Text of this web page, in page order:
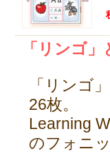
「リンゴ
「リンゴ
26枚。
Learning
のフォニ